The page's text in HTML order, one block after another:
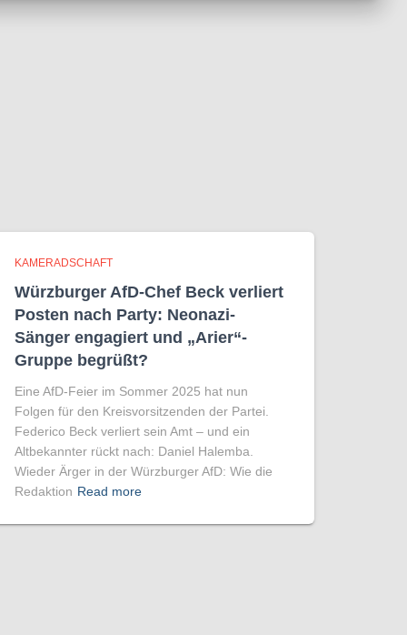
KAMERADSCHAFT
Würzburger AfD-Chef Beck verliert
Posten nach Party: Neonazi-
Sänger engagiert und „Arier“-
Gruppe begrüßt?
Eine AfD-Feier im Sommer 2025 hat nun
Folgen für den Kreisvorsitzenden der Partei.
Federico Beck verliert sein Amt – und ein
Altbekannter rückt nach: Daniel Halemba.
Wieder Ärger in der Würzburger AfD: Wie die
Redaktion Read more